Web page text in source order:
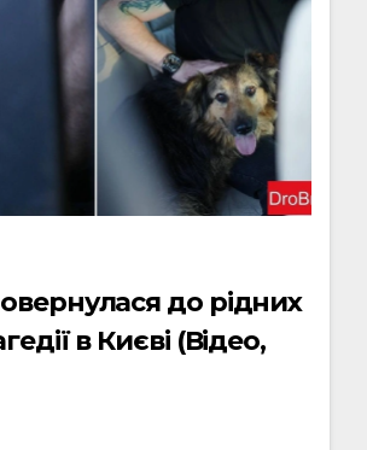
до рідних
в Києві (Відео,